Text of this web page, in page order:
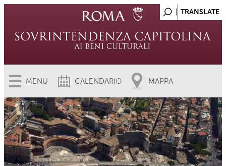
MENU CALENDARIO MAPPA